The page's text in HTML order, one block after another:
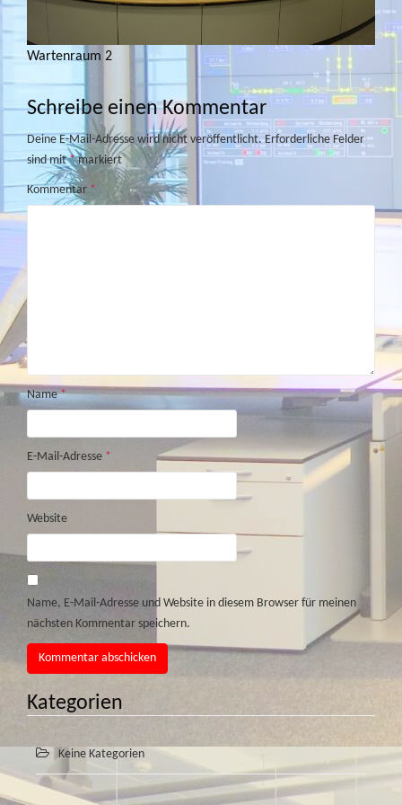
Wartenraum 2
Schreibe einen Kommentar
Deine E-Mail-Adresse wird nicht veröffentlicht. Erforderliche Felder
sind mit*markiert
Kommentar *
Name*
E-Mail-Adresse *
Website
Name, E-Mail-Adresse und Website in diesem Browser für meinen
nächsten Kommentar speichern.
Kategorien
Keine Kategorien